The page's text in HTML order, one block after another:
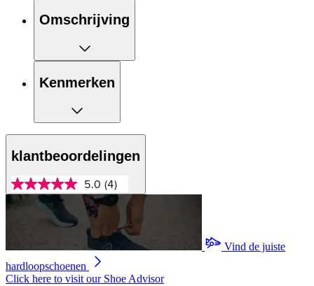
Omschrijving
Kenmerken
klantbeoordelingen
5.0
van
scorewaarde.
4
Reviews.
5.0 (4)
Vind de juiste
hardloopschoenen
Click here to visit our Shoe Advisor